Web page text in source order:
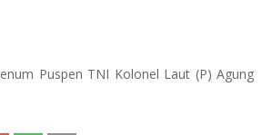
Puspen TNI Kolonel Laut (P) Agung